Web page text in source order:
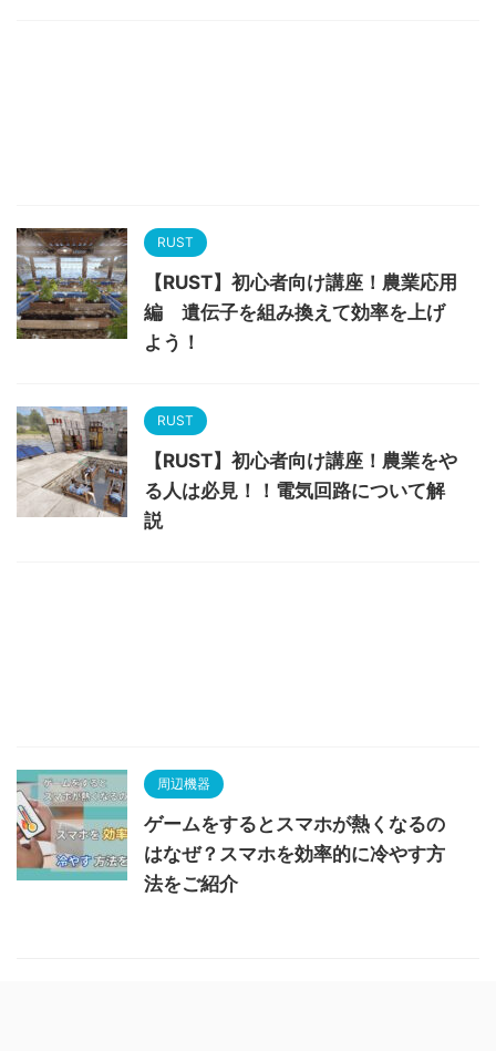
RUST
【RUST】初心者向け講座！農業応用
編 遺伝子を組み換えて効率を上げ
よう！
RUST
【RUST】初心者向け講座！農業をや
る人は必見！！電気回路について解
説
周辺機器
ゲームをするとスマホが熱くなるの
はなぜ？スマホを効率的に冷やす方
法をご紹介